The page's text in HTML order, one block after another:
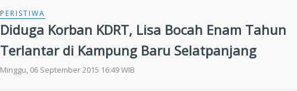
PERISTIWA
Diduga Korban KDRT, Lisa Bocah Enam Tahun
Terlantar di Kampung Baru Selatpanjang
Minggu, 06 September 2015 16:49 WIB